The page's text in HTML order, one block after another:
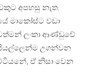
අපහසු නැත.
මාකෝස්ට වඩා
ලංකා ආණ්ඩුවේ
උගන්වන
ඒ නිසා වෙන